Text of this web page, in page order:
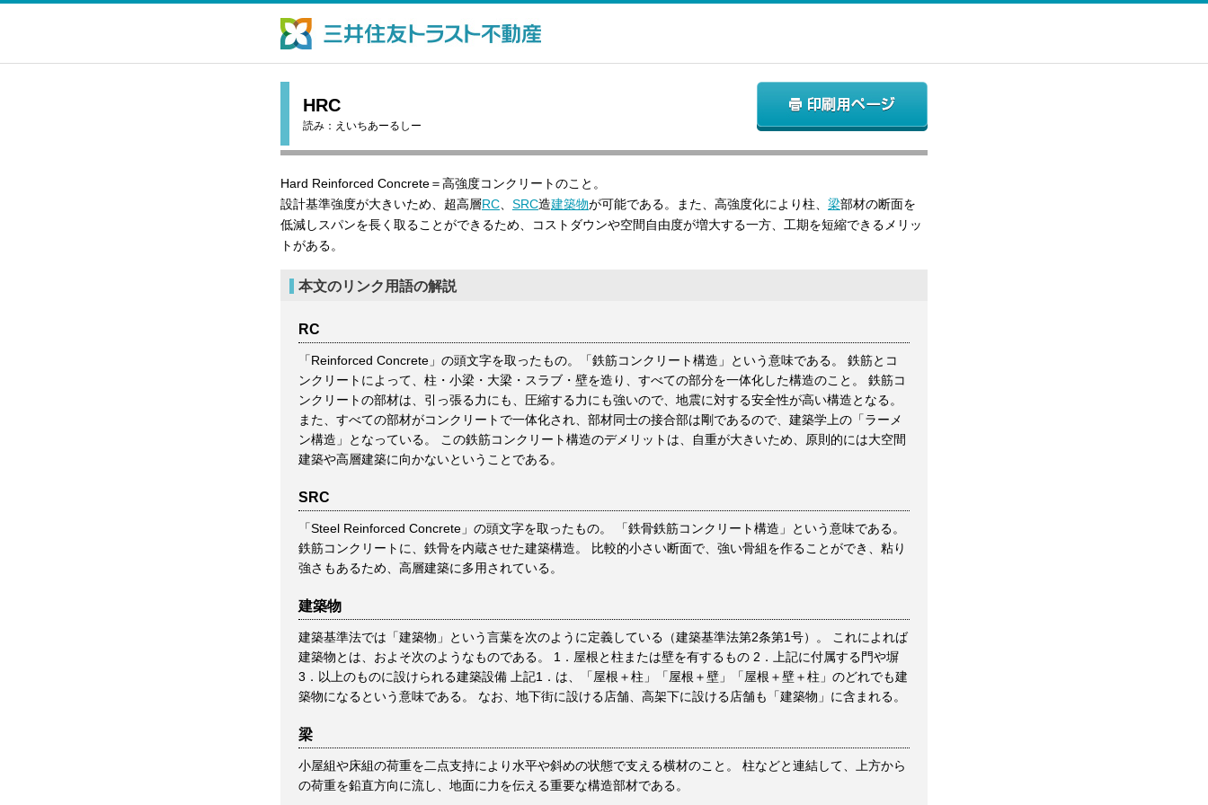
HRC
読み： えいちあーるしー
Hard Reinforced Concrete＝高強度コンクリートのこと。
設計基準強度が大きいため、超高層RC SRC造建築物が可能である。また、高強度化により柱、 梁部材の断面を
低減しスパンを長く取ることができるため、コストダウンや空間自由度が増大する一方、工期を短縮できるメリッ
トがある。
本文のリンク用語の解説
RC
「Reinforced Concrete」の頭文字を取ったもの。「鉄筋コンクリート構造」という意味である。 鉄筋とコ
ンクリートによって、柱・小梁・大梁・スラブ・壁を造り、すべての部分を一体化した構造のこと。 鉄筋コ
ンクリートの部材は、引っ張る力にも、圧縮する力にも強いので、地震に対する安全性が高い構造となる。
また、すべての部材がコンクリートで一体化され、部材同士の接合部は剛であるので、建築学上の「ラーメ
ン構造」となっている。 この鉄筋コンクリート構造のデメリットは、自重が大きいため、原則的には大空間
建築や高層建築に向かないということである。
SRC
「Steel Reinforced Concrete」の頭文字を取ったもの。 「鉄骨鉄筋コンクリート構造」という意味である。
鉄筋コンクリートに、鉄骨を内蔵させた建築構造。 比較的小さい断面で、強い骨組を作ることができ、粘り
強さもあるため、高層建築に多用されている。
建築物
建築基準法では「建築物」という言葉を次のように定義している（建築基準法第2条第1号）。 これによれば
建築物とは、およそ次のようなものである。 1．屋根と柱または壁を有するもの 2．上記に付属する門や塀
3．以上のものに設けられる建築設備 上記1．は、「屋根＋柱」「屋根＋壁」「屋根＋壁＋柱」のどれでも建
築物になるという意味である。 なお、地下街に設ける店舗、高架下に設ける店舗も「建築物」に含まれる。
梁
小屋組や床組の荷重を二点支持により水平や斜めの状態で支える横材のこと。 柱などと連結して、上方から
の荷重を鉛直方向に流し、地面に力を伝える重要な構造部材である。